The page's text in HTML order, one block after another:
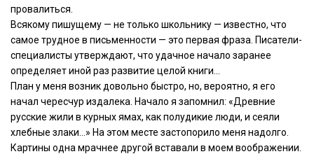
провалиться.
Всякому пишущему — не только школьнику — известно, что
самое трудное в письменности — это первая фраза. Писатели-
специалисты утверждают, что удачное начало заранее
определяет иной раз развитие целой книги…
План у меня возник довольно быстро, но, вероятно, я его
начал чересчур издалека. Начало я запомнил: «Древние
русские жили в курных ямах, как полудикие люди, и сеяли
хлебные злаки…» На этом месте застопорило меня надолго.
Картины одна мрачнее другой вставали в моем воображении.